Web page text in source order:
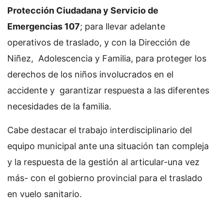
Protección Ciudadana y Servicio de
Emergencias 107; para llevar adelante
operativos de traslado, y con la Dirección de
Niñez, Adolescencia y Familia, para proteger los
derechos de los niños involucrados en el
accidente y garantizar respuesta a las diferentes
necesidades de la familia.
Cabe destacar el trabajo interdisciplinario del
equipo municipal ante una situación tan compleja
y la respuesta de la gestión al articular-una vez
más- con el gobierno provincial para el traslado
en vuelo sanitario.